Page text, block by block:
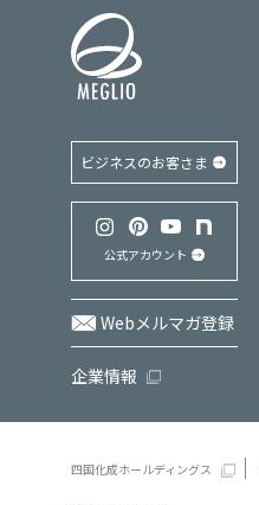
ビジネスのお客さま
公式アカウント
Webメルマガ登録
企業情報
四国化成ホールディングス